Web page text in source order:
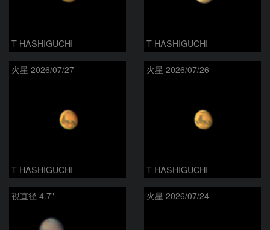
T-HASHIGUCHI T-HASHIGUCHI
火星 2026/07/27
T-HASHIGUCHI
火星 2026/07/26
T-HASHIGUCHI
視直径 4.7" 火星 2026/07/24